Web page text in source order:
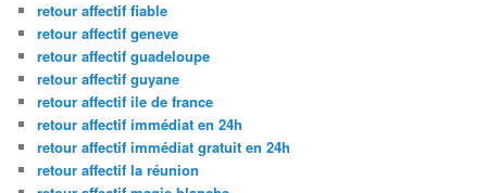
retour affectif fiable
retour affectif geneve
retour affectif guadeloupe
retour affectif guyane
retour affectif ile de france
retour affectif immédiat en 24h
retour affectif immédiat gratuit en 24h
retour affectif la réunion